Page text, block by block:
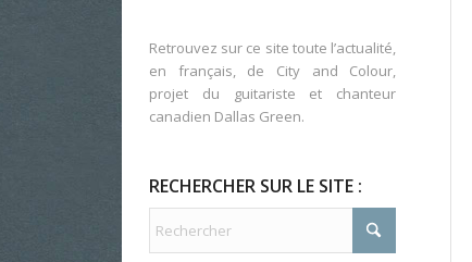
Retrouvez sur ce site toute l’actualité,
en français, de City and Colour,
projet du guitariste et chanteur
canadien Dallas Green.
RECHERCHER SUR LE SITE :